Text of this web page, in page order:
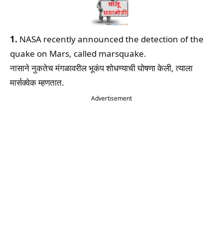
1. NASA recently announced the detection of the
quake on Mars, called marsquake.
नासाने नुकतेच मंगळावरील भूकंप शोधण्याची घोषणा केली, त्याला
मार्सक्वेक म्हणतात.
Advertisement